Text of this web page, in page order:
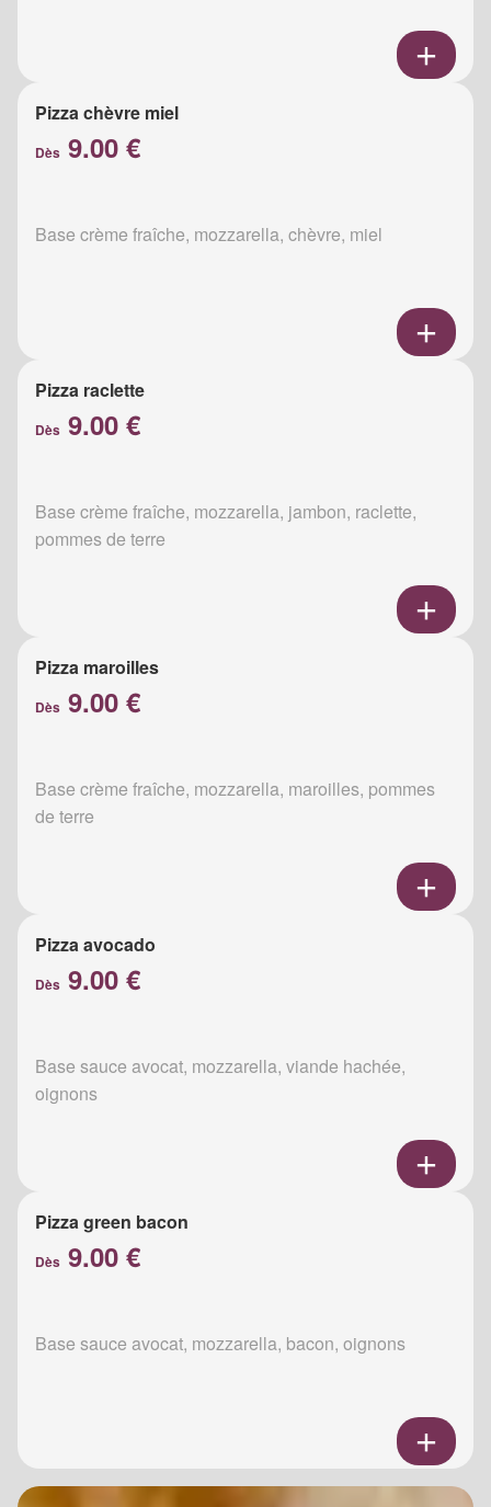
Pizza chèvre miel
Dès 9.00 €
Base crème fraîche, mozzarella, chèvre, miel
Pizza raclette
Dès 9.00 €
Base crème fraîche, mozzarella, jambon, raclette,
pommes de terre
Pizza maroilles
Dès 9.00 €
Base crème fraîche, mozzarella, maroilles, pommes
de terre
Pizza avocado
Dès 9.00 €
Base sauce avocat, mozzarella, viande hachée,
oignons
Pizza green bacon
Dès 9.00 €
Base sauce avocat, mozzarella, bacon, oignons